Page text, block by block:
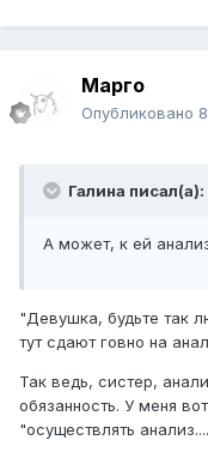
Марго
Опубликовано
Галина писал(а):
А может, к ей
"Девушка, будьте так
тут сдают говно на
Так ведь, систер,
обязанность. У меня
"осуществлять